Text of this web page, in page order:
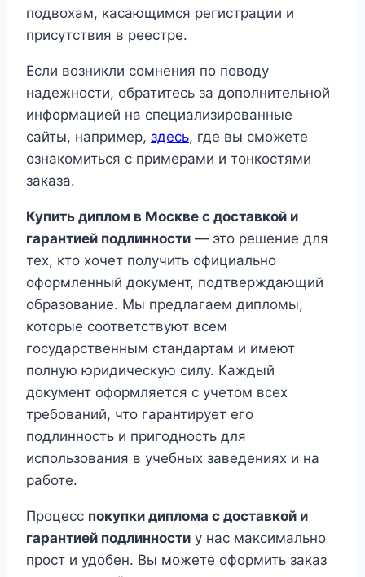
подвохам, касающимся регистрации и
присутствия в реестре.
Если возникли сомнения по поводу
надежности, обратитесь за дополнительной
информацией на специализированные
сайты, например, здесь, где вы сможете
ознакомиться с примерами и тонкостями
заказа.
Купить диплом в Москве с доставкой и
гарантией подлинности — это решение для
тех, кто хочет получить официально
оформленный документ, подтверждающий
образование. Мы предлагаем дипломы,
которые соответствуют всем
государственным стандартам и имеют
полную юридическую силу. Каждый
документ оформляется с учетом всех
требований, что гарантирует его
подлинность и пригодность для
использования в учебных заведениях и на
работе.
Процесс покупки диплома с доставкой и
гарантией подлинности у нас максимально
прост и удобен. Вы можете оформить заказ